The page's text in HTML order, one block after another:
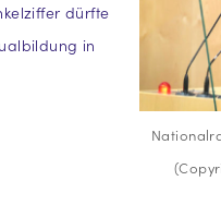
dürfte
in